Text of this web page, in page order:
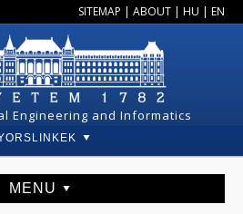
SITEMAP | ABOUT | HU | EN
Engineering and Informatics
MENU